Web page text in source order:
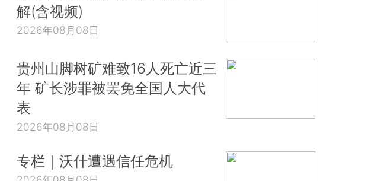
解(含视频)
2026年08月08日
贵州山脚树矿难致16人死亡近三
年 矿长涉罪被罢免全国人大代
表
2026年08月08日
专栏｜沃什遭遇信任危机